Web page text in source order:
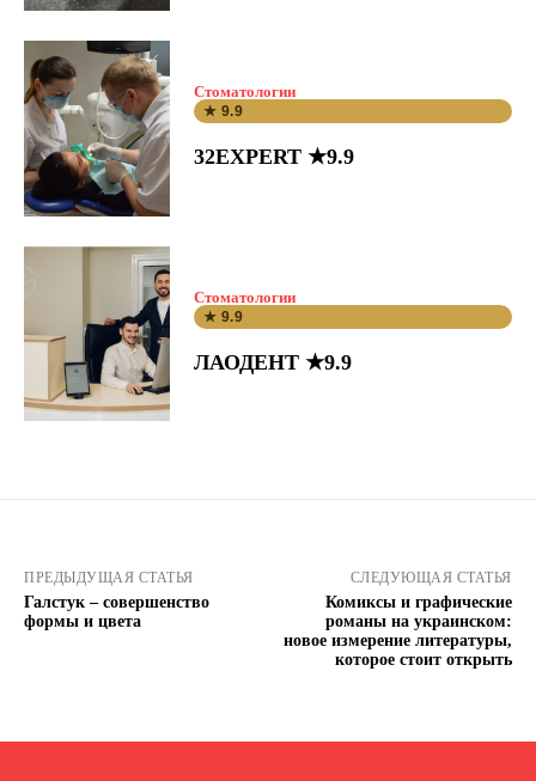
Стоматологии
★ 9.9
32EXPERT ★9.9
Стоматологии
★ 9.9
ЛАОДЕНТ ★9.9
ПРЕДЫДУЩАЯ СТАТЬЯ
Галстук – совершенство
формы и цвета
СЛЕДУЮЩАЯ СТАТЬЯ
Комиксы и графические
романы на украинском:
новое измерение литературы,
которое стоит открыть